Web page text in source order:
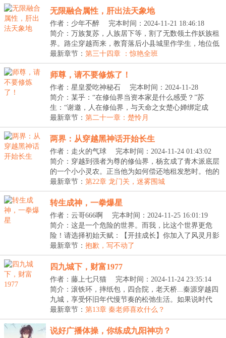
无限融合属性，肝出法天象地
作者：少年不醉
完本时间：2024-11-21 18:46:18
简介：万族复苏，人族居下等，割了无数领土作妖族租
界。路尘穿越而来，教育落后小县城里作学生，地位低
微...
最新章节： 第三十四章 ：惊艳全班
师尊，请不要修炼了！
作者：星皇爱吃神秘石
完本时间：2024-11-28
20:40:00
简介：某乎：“在修仙界当资本家是什么感受？”苏
生：“谢邀，人在修仙界，与天命之女楚心婵绑定成
功，每...
最新章节： 第二十一章：楚怜月
两界：从穿越黑神话开始长生
作者：走火的气球
完本时间：2024-11-24 01:43:02
简介：穿越到强者为尊的修仙界，杨玄成了青木派底层
的一个小小灵农。正当他为如何偿还地租发愁时。他的
脑...
最新章节： 第22章 龙门关，迷雾围城
转生成神，一拳爆星
作者：云哥666啊
完本时间：2024-11-25 16:01:19
简介：这是一个危险的世界。而我，比这个世界更危
险！请选择初始天赋：【开挂成长】你加入了风灵月影
宗。...
最新章节： 抱歉，写不动了
四九城下，财富1977
作者：藤上七只猫
完本时间：2024-11-24 23:35:14
简介：滚铁环，摔纸包，四合院，老天桥...秦源穿越四
九城，享受怀旧年代慢节奏的松弛生活。如果说时代
的...
最新章节： 第13章 秦老师喜欢什么？
说好广播体操，你练成九阳神功？